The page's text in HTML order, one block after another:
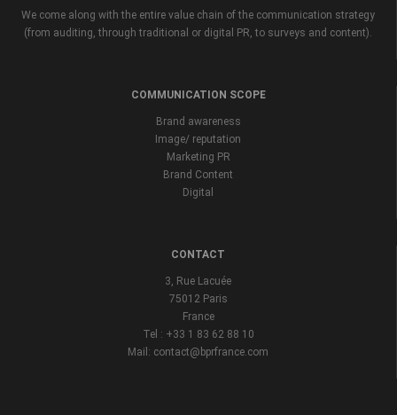
We come along with the entire value chain of the communication strategy
(from auditing, through traditional or digital PR, to surveys and content).
COMMUNICATION SCOPE
Brand awareness
Image/ reputation
Marketing PR
Brand Content
Digital
CONTACT
3, Rue Lacuée
75012 Paris
France
Tel : +33 1 83 62 88 10
Mail: contact@bprfrance.com